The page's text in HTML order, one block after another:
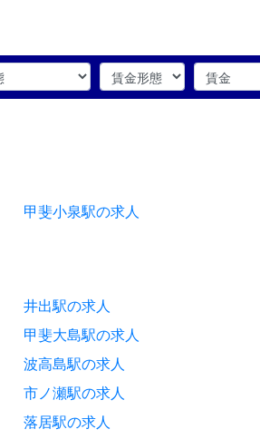
甲斐小泉駅の求人
井出駅の求人
甲斐大島駅の求人
波高島駅の求人
市ノ瀬駅の求人
落居駅の求人